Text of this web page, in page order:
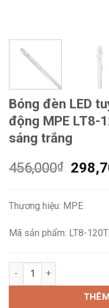
Bóng đèn LED
động MPE LT8-
sáng trắng
456,000₫
Giá
Thương hiệu: MPE
Mã sản phẩm: LT8-
Bóng đèn LED tuýp T8